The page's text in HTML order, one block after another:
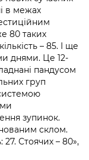
в межах
80 таких
– 85. І ще
днями. Це 12-
пандусом
груп
зупинок.
склом.
27. Стоячих – 80»,